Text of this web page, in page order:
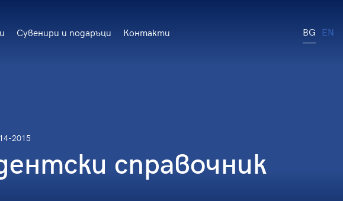
Сувенири и подаръци Контакти BG EN
2015
справочник